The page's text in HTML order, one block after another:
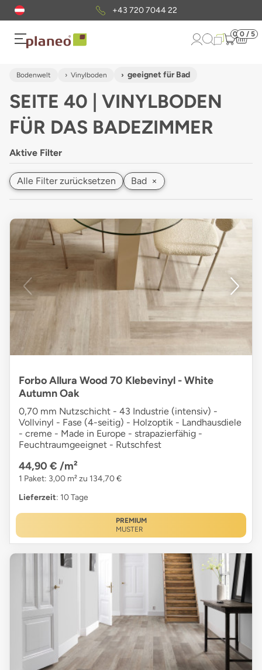
KostenloserMusterversand
0 0 / 5
Bodenwelt Vinylboden geeignet für Bad
SEITE 40 | VINYLBODEN
FÜR DAS BADEZIMMER
Aktive Filter
Alle Filter zurücksetzen Bad ×
Forbo Allura Wood 70 Klebevinyl - White
Autumn Oak
0,70 mm Nutzschicht - 43 Industrie (intensiv) -
Vollvinyl - Fase (4-seitig) - Holzoptik - Landhausdiele
- creme - Made in Europe - strapazierfähig -
Feuchtraumgeeignet - Rutschfest
44,90 € /m²
1 Paket: 3,00 m² zu 134,70 €
Lieferzeit: 10 Tage
PREMIUM
MUSTER